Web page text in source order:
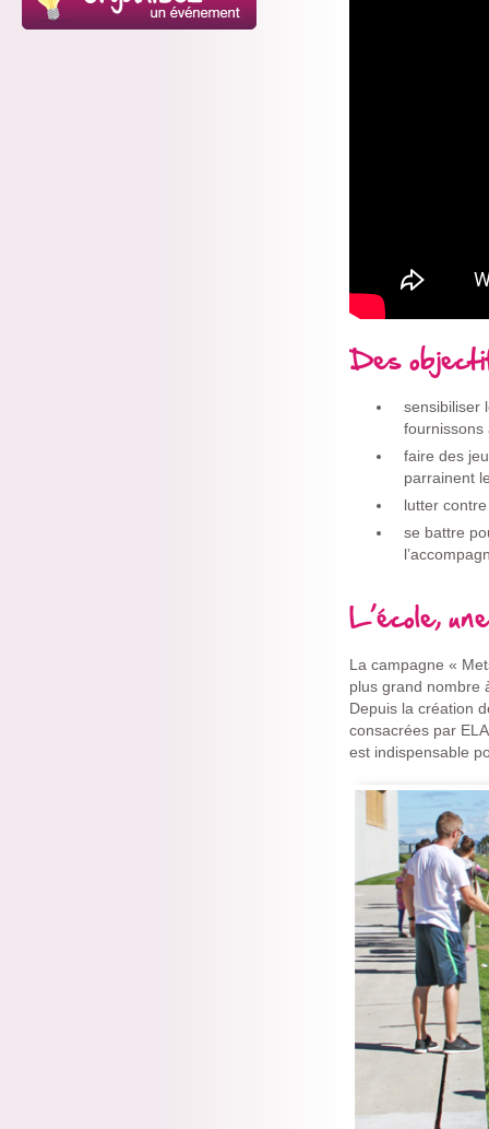
Des
sensibiliser
fournissons
faire des
parrainent
lutter
se battre
L’école,
La campagne «
plus grand nombre
Depuis la création
consacrées par
est indispensable